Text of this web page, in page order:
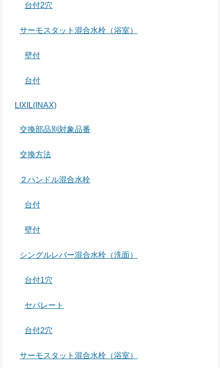
台付2穴
サーモスタット混合水栓（浴室）
壁付
台付
LIXIL(INAX)
交換部品別対象品番
交換方法
２ハンドル混合水栓
台付
壁付
シングルレバー混合水栓（洗面）
台付1穴
セパレート
台付2穴
サーモスタット混合水栓（浴室）